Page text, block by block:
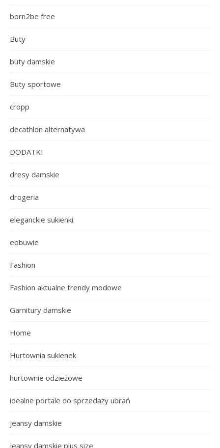
born2be free
Buty
buty damskie
Buty sportowe
cropp
decathlon alternatywa
DODATKI
dresy damskie
drogeria
eleganckie sukienki
eobuwie
Fashion
Fashion aktualne trendy modowe
Garnitury damskie
Home
Hurtownia sukienek
hurtownie odzieżowe
idealne portale do sprzedaży ubrań
jeansy damskie
jeansy damskie plus size